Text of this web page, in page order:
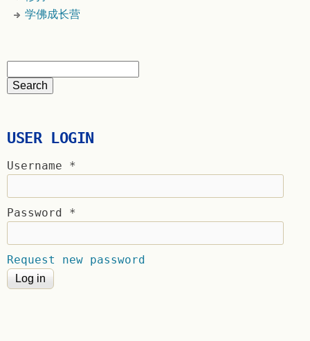
学佛成长营
USER LOGIN
Username *
Password *
Request new password